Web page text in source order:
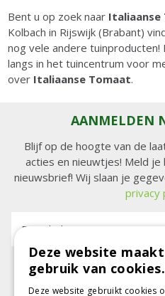
Bent u op zoek naar Italiaanse
Kolbach in Rijswijk (Brabant)
nog vele andere
langs in het tuincentrum voor
over Italiaanse Tomaat.
AANMELDEN
Blijf op de hoogte van de
acties en nieuwtjes! Meld
nieuwsbrief! Wij slaan je
privacy
E-mailadres:
Deze website maakt
gebruik van cookies.
Deze website gebruikt cookies